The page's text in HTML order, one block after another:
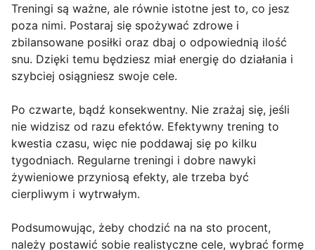
Treningi są ważne, ale równie istotne jest to, co jesz
poza nimi. Postaraj się spożywać zdrowe i
zbilansowane posiłki oraz dbaj o odpowiednią ilość
snu. Dzięki temu będziesz miał energię do działania i
szybciej osiągniesz swoje cele.
Po czwarte, bądź konsekwentny. Nie zrażaj się, jeśli
nie widzisz od razu efektów. Efektywny trening to
kwestia czasu, więc nie poddawaj się po kilku
tygodniach. Regularne treningi i dobre nawyki
żywieniowe przyniosą efekty, ale trzeba być
cierpliwym i wytrwałym.
Podsumowując, żeby chodzić na na sto procent,
należy postawić sobie realistyczne cele, wybrać formę